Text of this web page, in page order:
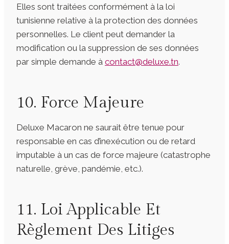
Elles sont traitées conformément à la loi
tunisienne relative à la protection des données
personnelles. Le client peut demander la
modification ou la suppression de ses données
par simple demande à contact@deluxe.tn.
10. Force Majeure
Deluxe Macaron ne saurait être tenue pour
responsable en cas d’inexécution ou de retard
imputable à un cas de force majeure (catastrophe
naturelle, grève, pandémie, etc.).
11. Loi Applicable Et
Règlement Des Litiges